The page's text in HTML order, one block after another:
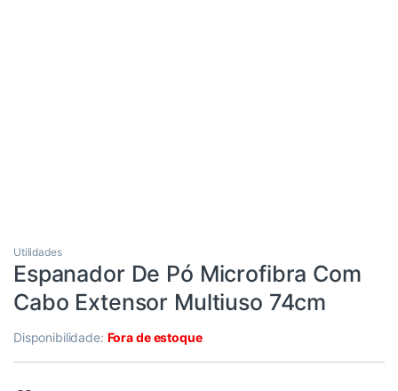
Utilidades
Espanador De Pó Microfibra Com
Cabo Extensor Multiuso 74cm
Disponibilidade: Fora de estoque